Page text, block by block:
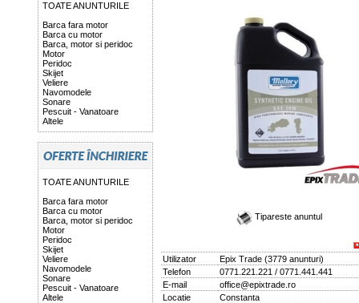
TOATE ANUNTURILE
Barca fara motor
Barca cu motor
Barca, motor si peridoc
Motor
Peridoc
Skijet
Veliere
Navomodele
Sonare
Pescuit - Vanatoare
Altele
TOATE ANUNTURILE
Barca fara motor
Barca cu motor
Barca, motor si peridoc
Motor
Peridoc
Skijet
Veliere
Navomodele
Sonare
Pescuit - Vanatoare
Altele
Tipareste anuntul
Utilizator Epix Trade(3779 anunturi)
Telefon
0771.221.221 / 0771.441.441
E-mail
office@epixtrade.ro
Locatie
Constanta